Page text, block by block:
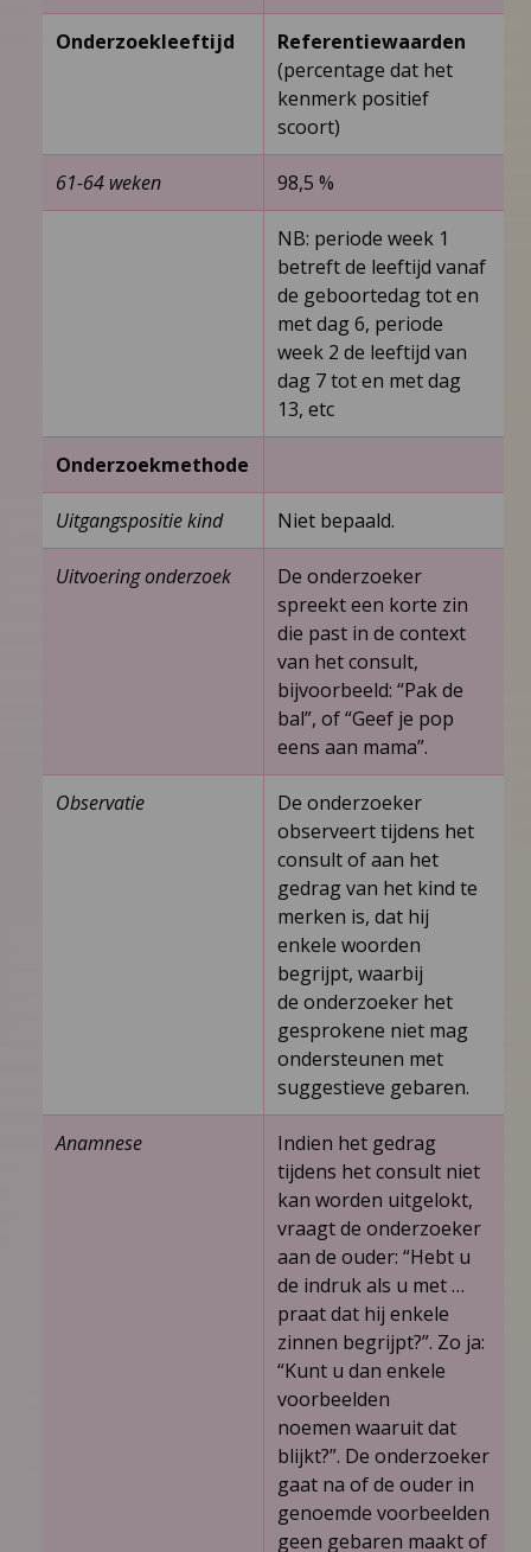
Onderzoekleeftijd
Referentiewaarden
(percentage dat het
kenmerk positief
scoort)
61-64 weken 98,5 %
NB: periode week 1
betreft de leeftijd vanaf
de geboortedag tot en
met dag 6, periode
week 2 de leeftijd van
dag 7 tot en met dag
13, etc
Onderzoekmethode
Uitgangspositie kind Niet bepaald.
Uitvoering onderzoek
De onderzoeker
spreekt een korte zin
die past in de context
van het consult,
bijvoorbeeld: “Pak de
bal”, of “Geef je pop
eens aan mama”.
Observatie
De onderzoeker
observeert tijdens het
consult of aan het
gedrag van het kind te
merken is, dat hij
enkele woorden
begrijpt, waarbij
de onderzoeker het
gesprokene niet mag
ondersteunen met
suggestieve gebaren.
Anamnese
Indien het gedrag
tijdens het consult niet
kan worden uitgelokt,
vraagt de onderzoeker
aan de ouder: “Hebt u
de indruk als u met …
praat dat hij enkele
zinnen begrijpt?”. Zo ja:
“Kunt u dan enkele
voorbeelden
noemen waaruit dat
blijkt?”. De onderzoeker
gaat na of de ouder in
genoemde voorbeelden
geen gebaren maakt of